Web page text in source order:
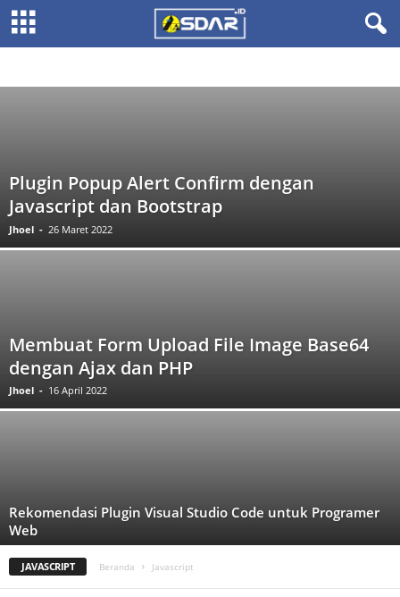
Plugin Popup Alert Confirm dengan
Javascript dan Bootstrap
Jhoel - 26 Maret 2022
Membuat Form Upload File Image Base64
dengan Ajax dan PHP
Jhoel - 16 April 2022
Rekomendasi Plugin Visual Studio Code untuk Programer
Web
JAVASCRIPT Beranda Javascript